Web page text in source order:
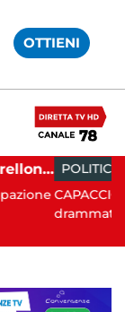
OTTIENI
19:43
È stato